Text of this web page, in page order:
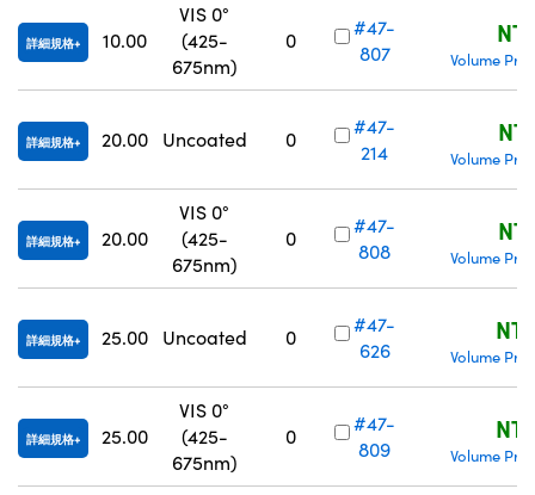
詳細規格 10.00
VIS 0°
(425-
675nm)
0
#47-
807
Volume
詳細規格 20.00 Uncoated 0
#47-
214
Volume
詳細規格 20.00
VIS 0°
(425-
675nm)
0
#47-
808
Volume
詳細規格 25.00 Uncoated 0
#47-
626
Volume
詳細規格 25.00
VIS 0°
(425-
675nm)
0
#47-
809
Volume